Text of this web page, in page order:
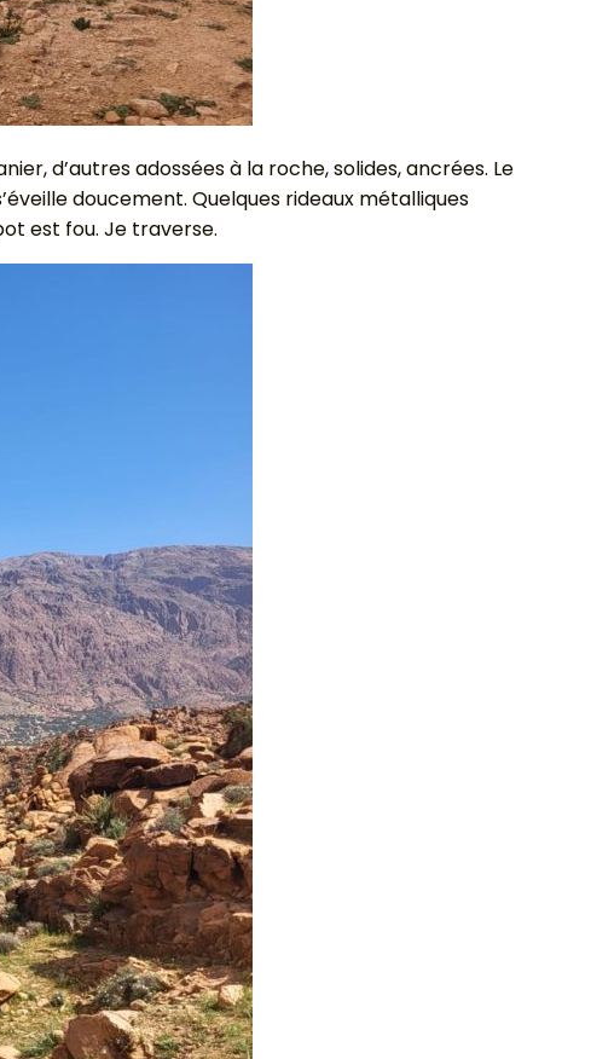
d’autres adossées à la roche, solides, ancrées. Le
doucement. Quelques rideaux métalliques
est fou. Je traverse.